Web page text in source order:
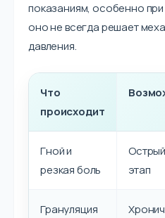
показаниям, особенно
оно не всегда решает
давления.
Что
происходит
Гной и
резкая боль
этап
Грануляция